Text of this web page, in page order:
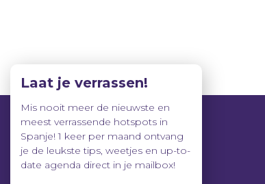
Laat je verrassen!
Mis nooit meer de nieuwste en
meest verrassende hotspots in
Spanje! 1 keer per maand ontvang
je de leukste tips, weetjes en up-to-
date agenda direct in je mailbox!